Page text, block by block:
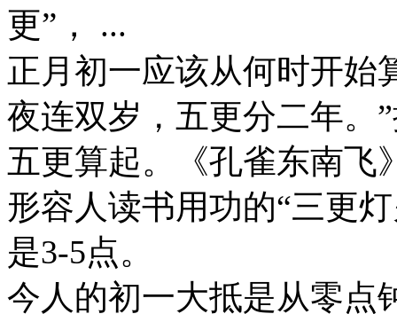
更”， ...
正月初一应该从何时开始
夜连双岁，五更分二年。
五更算起。《孔雀东南飞
形容人读书用功的“三更
是3-5点。
今人的初一大抵是从零点